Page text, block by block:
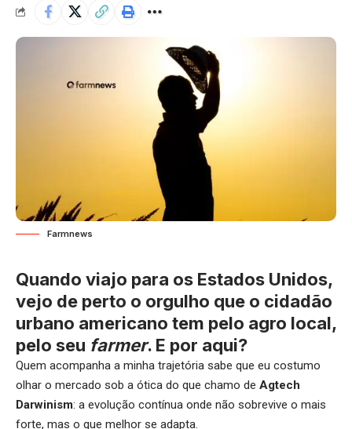
Farmnews
Quando viajo para os Estados Unidos,
vejo de perto o orgulho que o cidadão
urbano americano tem pelo agro local,
pelo seu farmer. E por aqui?
Quem acompanha a minha trajetória sabe que eu costumo
olhar o mercado sob a ótica do que chamo de Agtech
Darwinism: a evolução contínua onde não sobrevive o mais
forte, mas o que melhor se adapta.